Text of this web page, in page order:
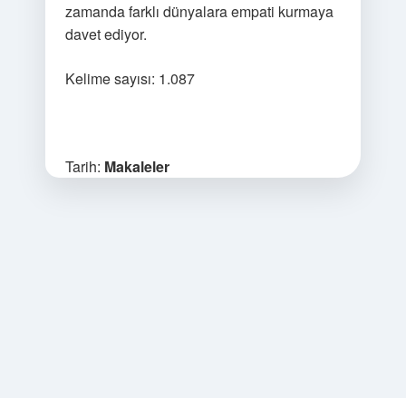
zamanda farklı dünyalara empati kurmaya
davet ediyor.
Kelime sayısı: 1.087
Tarih: Makaleler